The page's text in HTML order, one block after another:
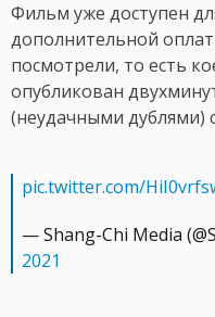
Фильм уже доступен
дополнительной
посмотрели, то есть
опубликован
(неудачными дублями)
pic.twitter.com/
— Shang-Chi Media
2021